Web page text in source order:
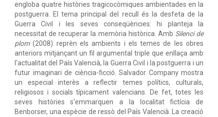
engloba quatre històries tragicocòmiques ambientades en la
postguerra. El tema principal del recull és la desfeta de la
Guerra Civil i les seves conseqüències: hi planteja la
necessitat de recuperar la memòria històrica. Amb Silenci de
plom(2008) reprèn els ambients i els temes de les obres
anteriors mitjançant un fil argumental triple que enllaça amb
l'actualitat del País Valencià, la Guerra Civil i la postguerra i un
futur imaginari de ciència-ficció. Salvador Company mostra
un especial interès a reflectir temes polítics, culturals,
religiosos i socials típicament valencians. De fet, totes les
seves històries s'emmarquen a la localitat fictícia de
Benborser, una espècie de ressò del País Valencià. La creació